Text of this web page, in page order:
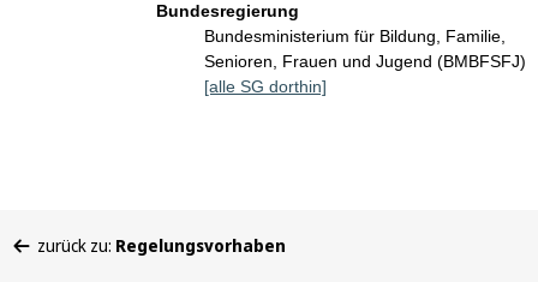
Bundesregierung
Bundesministerium für Bildung, Familie,
Senioren, Frauen und Jugend (BMBFSFJ)
[alle SG dorthin]
befinden
zurück zu: Regelungsvorhaben